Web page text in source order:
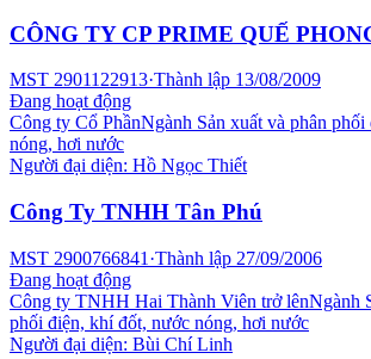
CÔNG TY CP PRIME QUẾ
MST 2901122913·Thành lập 13/08/2009
Đang hoạt động
Công ty Cổ PhầnNgành Sản xuất và phân
nóng, hơi nước
Người đại diện: Hồ Ngọc Thiết
Công Ty TNHH Tân Phú
MST 2900766841 ·Thành lập 27/09/2006
Đang hoạt động
Công ty TNHH Hai Thành Viên trở lênNgành
phối điện, khí đốt, nước nóng, hơi nước
Người đại diện: Bùi Chí Linh